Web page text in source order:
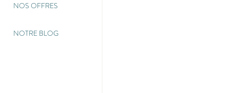
NOS OFFRES
NOTRE BLOG